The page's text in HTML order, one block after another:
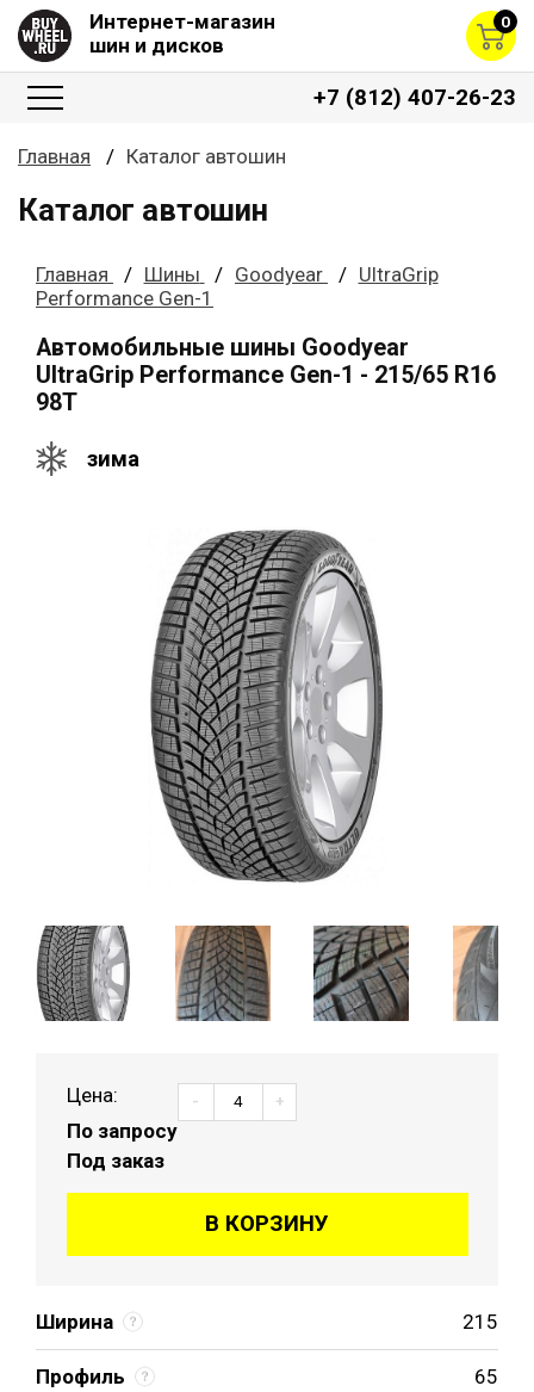
Интернет-магазин
шин и дисков
0
+7 (812) 407-26-23
Главная Каталог автошин
Каталог автошин
Главная Шины Goodyear
UltraGrip
Performance Gen-1
Автомобильные шины Goodyear
UltraGrip Performance Gen-1 - 215/65 R16
98T
зима
Ширина 215
Профиль 65
Цена:
По запросу
Под заказ
- +
В КОРЗИНУ